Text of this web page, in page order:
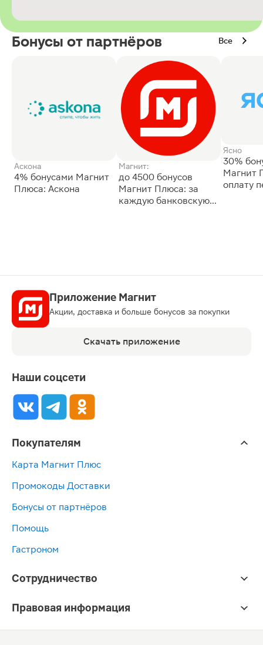
Бонусы от партнёров Все
Аскона
4% бонусами Магнит
Плюса: Аскона
Магнит:
до 4500 бонусов
Магнит Плюса: за
каждую банковскую
Ясно
30%
Магнит
оплату
Приложение Магнит
Акции, доставка и больше бонусов за покупки
Скачать приложение
Наши соцсети
Покупателям
Карта Магнит Плюс
Промокоды Доставки
Бонусы от партнёров
Помощь
Гастроном
Сотрудничество
Правовая информация